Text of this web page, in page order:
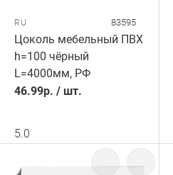
RU 83595
Цоколь мебельный ПВХ
h=100 чёрный
L=4000мм, РФ
46.99р. / шт.
5.0